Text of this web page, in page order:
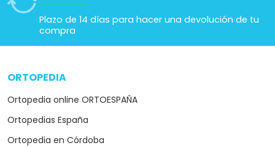
Plazo de 14 días para hacer una devolución de tu
compra
ORTOPEDIA
Ortopedia online ORTOESPAÑA
Ortopedias España
Ortopedia en Córdoba